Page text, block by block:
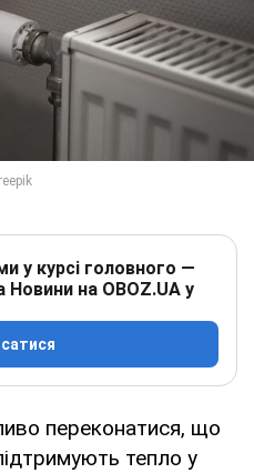
у курсі головного —
Новини на OBOZ.UA у
переконатися, що
тепло у